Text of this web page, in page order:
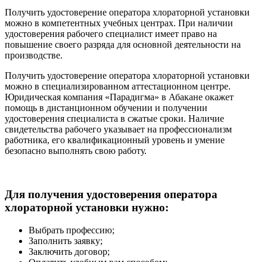
Получить удостоверение оператора хлораторной установки
можно в компетентных учебных центрах. При наличии
удостоверения рабочего специалист имеет право на
повышение своего разряда для основной деятельности на
производстве.
Получить удостоверение оператора хлораторной установки
можно в специализированном аттестационном центре.
Юридическая компания «Парадигма» в Абакане окажет
помощь в дистанционном обучении и получении
удостоверения специалиста в сжатые сроки. Наличие
свидетельства рабочего указывает на профессионализм
работника, его квалификационный уровень и умение
безопасно выполнять свою работу.
Для получения удостоверения оператора
хлораторной установки нужно:
Выбрать профессию;
Заполнить заявку;
Заключить договор;